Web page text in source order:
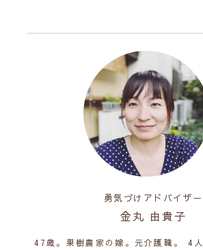
勇気づけアドバイザー
金丸 由貴子
47歳。果樹農家の嫁。元介護職。 4